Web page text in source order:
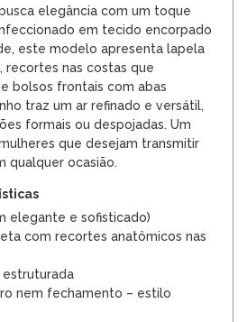
elegância com um toque
em tecido encorpado
este modelo apresenta lapela
recortes nas costas que
bolsos frontais com abas
traz um ar refinado e versátil,
formais ou despojadas. Um
que desejam transmitir
qualquer ocasião.
elegante e sofisticado)
com recortes anatômicos nas
nem fechamento – estilo